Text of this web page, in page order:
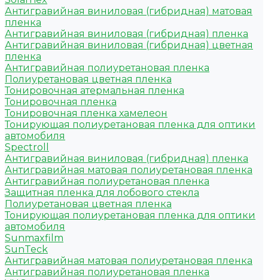
Антигравийная виниловая (гибридная) матовая
пленка
Антигравийная виниловая (гибридная) пленка
Антигравийная виниловая (гибридная) цветная
пленка
Антигравийная полиуретановая пленка
Полиуретановая цветная пленка
Тонировочная атермальная пленка
Тонировочная пленка
Тонировочная пленка хамелеон
Тонирующая полиуретановая пленка для оптики
автомобиля
Spectroll
Антигравийная виниловая (гибридная) пленка
Антигравийная матовая полиуретановая пленка
Антигравийная полиуретановая пленка
Защитная пленка для лобового стекла
Полиуретановая цветная пленка
Тонирующая полиуретановая пленка для оптики
автомобиля
Sunmaxfilm
SunTeck
Антигравийная матовая полиуретановая пленка
Антигравийная полиуретановая пленка